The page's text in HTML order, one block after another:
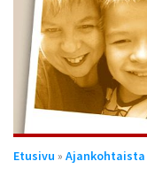
Olet
Etusivu » Ajankohtaista